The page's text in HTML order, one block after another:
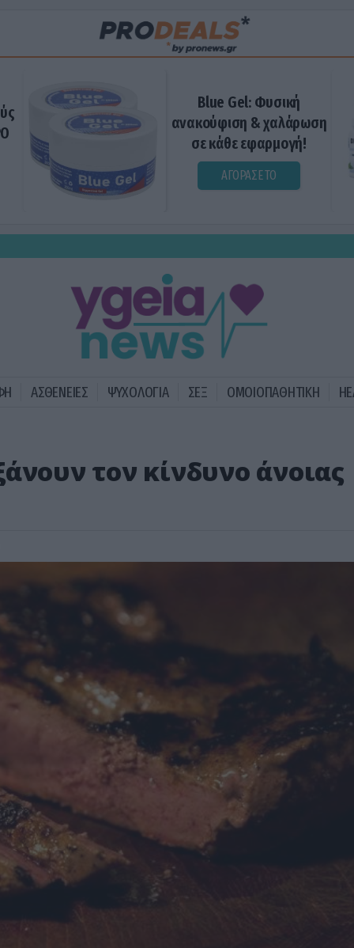
Blue Gel: Φυσική
ανακούφιση & χαλάρωση
σε κάθε εφαρμογή!
ΑΓΟΡΑΣΕ ΤΟ
ΑΣΘΕΝΕΙΕΣ ΨΥΧΟΛΟΓΙΑ ΣΕΞ ΟΜΟΙΟΠΑΘΗΤΙΚΗ
τον κίνδυνο άνοιας